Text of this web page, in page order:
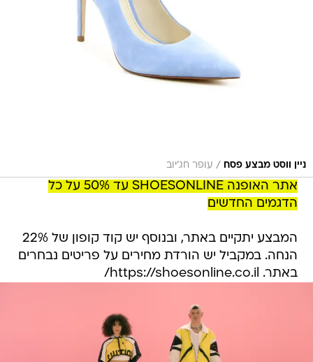
ניין ווסט מבצע פסח / עופר חג'יוב
אתר האופנה SHOESONLINE עד 50% על כל
הדגמים החדשים
המבצע יתקיים באתר, ובנוסף יש קוד קופון של 22%
הנחה. במקביל יש הורדת מחירים על פריטים נבחרים
באתר. https://shoesonline.co.il/